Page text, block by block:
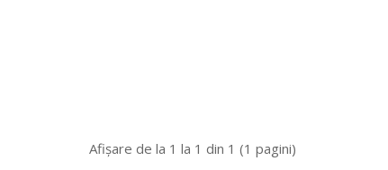
Afişare de la 1 la 1 din 1 (1 pagini)